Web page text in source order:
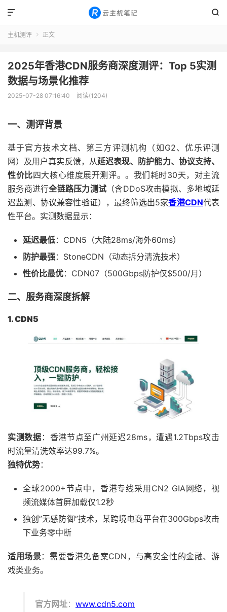


主机测评  正文
2025年香港CDN服务商深度测评：Top 5实测
数据与场景化推荐
2025-07-28 07:16:40 阅读(1204)
一、测评背景
基于官方技术文档、第三方评测机构（如G2、优乐评测
网）及用户真实反馈，从延迟表现、防护能力、协议支持、
性价比四大核心维度展开测评。。我们耗时30天，对主流
服务商进行全链路压力测试 （含DDoS攻击模拟、多地域延
迟监测、协议兼容性验证），最终筛选出5家香港CDN代表
性平台。实测数据显示：
延迟最低：CDN5（大陆28ms/海外60ms）
防护最强：StoneCDN（动态拆分清洗技术）
性价比最优：CDN07（500Gbps防护仅$500/月）
二、服务商深度拆解
1. CDN5
实测数据 ：香港节点至广州延迟28ms，遭遇1.2Tbps攻击
时流量清洗效率达99.7%。
独特优势：
全球2000+节点中，香港专线采用CN2 GIA网络，视
频流媒体首屏加载仅1.2秒
独创”无感防御”技术，某跨境电商平台在300Gbps攻击
下业务零中断
适用场景：需要香港免备案CDN，与高安全性的金融、游
戏类业务。
官方网址： www.cdn5.com